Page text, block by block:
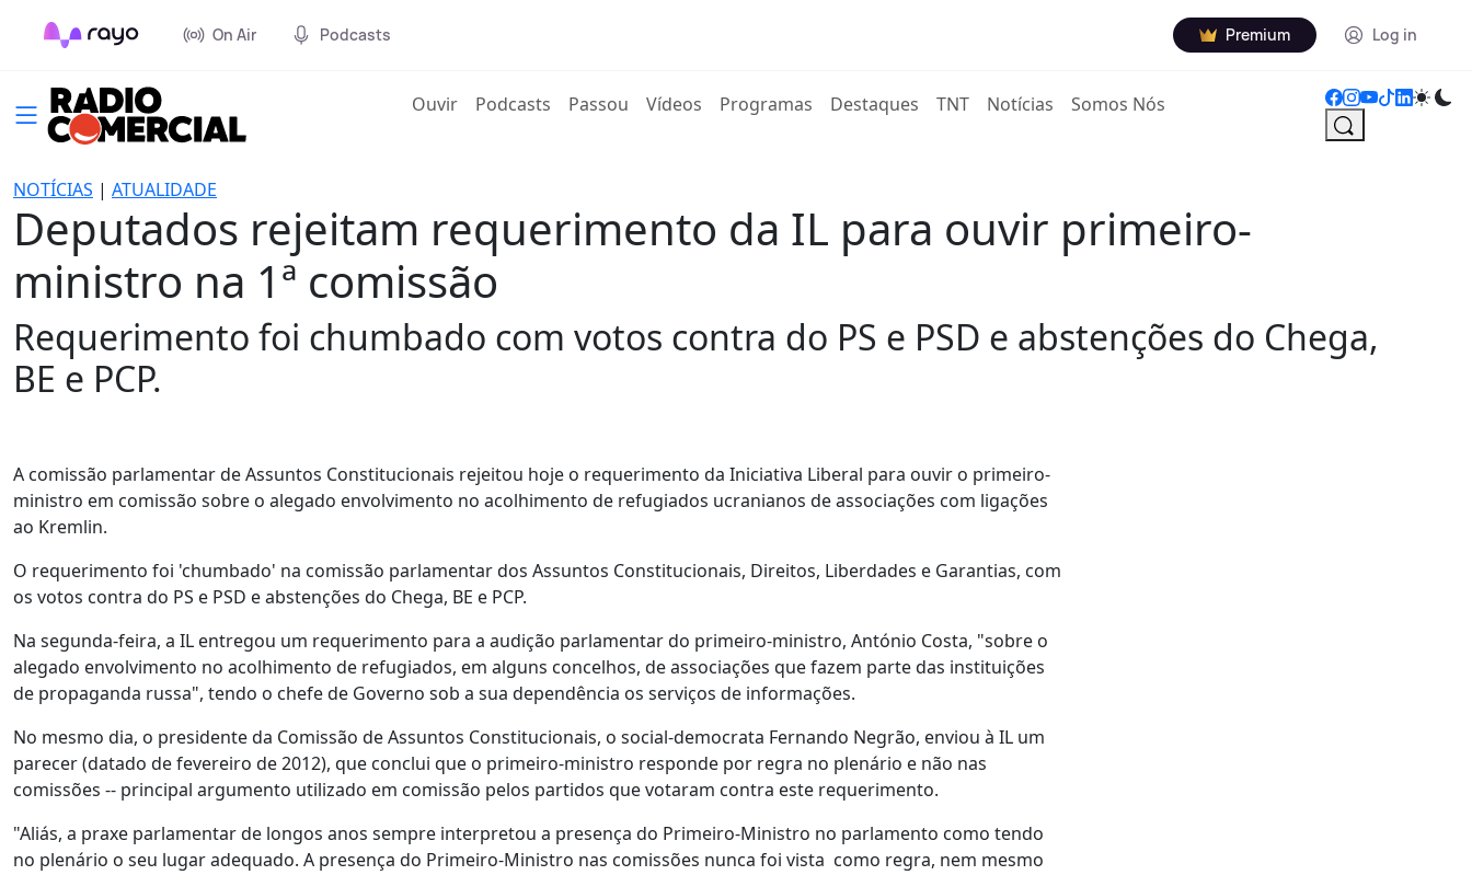
On Air Podcasts Premium Log in
Ouvir(current)
Podcasts Passou Vídeos Programas Destaques TNT Notícias Somos Nós
NOTÍCIAS | ATUALIDADE
Deputados rejeitam requerimento da IL para ouvir primeiro-
ministro na 1ª comissão
Requerimento foi chumbado com votos contra do PS e PSD e abstenções do Chega,
BE e PCP.
A comissão parlamentar de Assuntos Constitucionais rejeitou hoje o requerimento da Iniciativa Liberal para ouvir o primeiro-
ministro em comissão sobre o alegado envolvimento no acolhimento de refugiados ucranianos de associações com ligações
ao Kremlin.
O requerimento foi 'chumbado' na comissão parlamentar dos Assuntos Constitucionais, Direitos, Liberdades e Garantias, com
os votos contra do PS e PSD e abstenções do Chega, BE e PCP.
Na segunda-feira, a IL entregou um requerimento para a audição parlamentar do primeiro-ministro, António Costa, "sobre o
alegado envolvimento no acolhimento de refugiados, em alguns concelhos, de associações que fazem parte das instituições
de propaganda russa", tendo o chefe de Governo sob a sua dependência os serviços de informações.
No mesmo dia, o presidente da Comissão de Assuntos Constitucionais, o social-democrata Fernando Negrão, enviou à IL um
parecer (datado de fevereiro de 2012), que conclui que o primeiro-ministro responde por regra no plenário e não nas
comissões -- principal argumento utilizado em comissão pelos partidos que votaram contra este requerimento.
"Aliás, a praxe parlamentar de longos anos sempre interpretou a presença do Primeiro-Ministro no parlamento como tendo
no plenário o seu lugar adequado. A presença do Primeiro-Ministro nas comissões nunca foi vista como regra, nem mesmo